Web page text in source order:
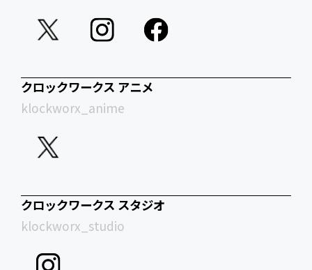
クロックワークス アニメ
klockworx_anime
クロックワークス スタジオ
klockworx_studio